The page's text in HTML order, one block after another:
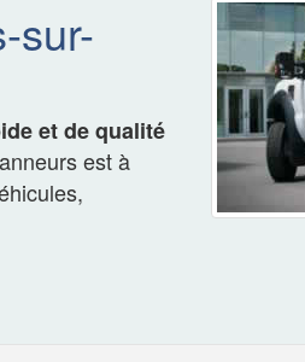
sur-
et de qualité
est à